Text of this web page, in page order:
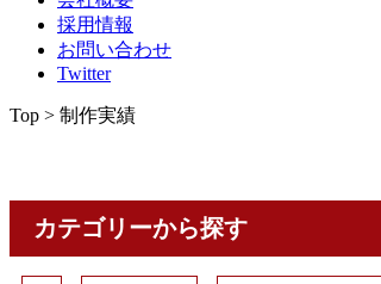
採用情報
お問い合わせ
Twitter
Top > 制作実績
カテゴリーから探す